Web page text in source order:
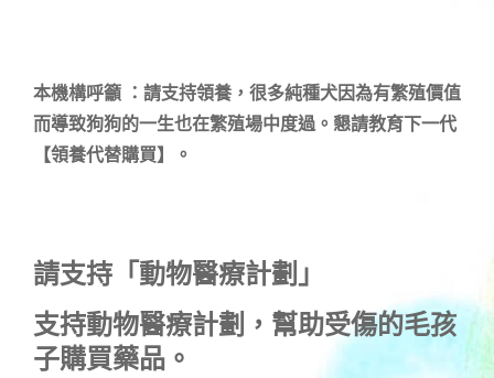
本機構呼籲 ：請支持領養，很多純種犬因為有繁殖價值
而導致狗狗的一生也在繁殖場中度過。懇請教育下一代
【領養代替購買】。
請支持「動物醫療計劃」
支持動物醫療計劃 ，幫助受傷的毛孩
子購買藥品。